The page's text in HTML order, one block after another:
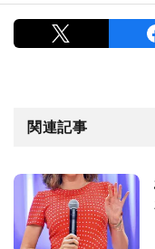
関連記事